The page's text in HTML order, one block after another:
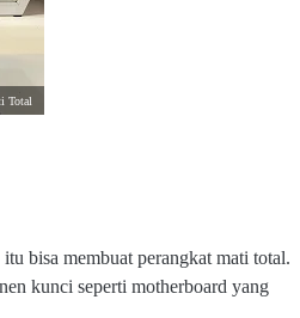
Total
bisa membuat perangkat mati total.
kunci seperti motherboard yang